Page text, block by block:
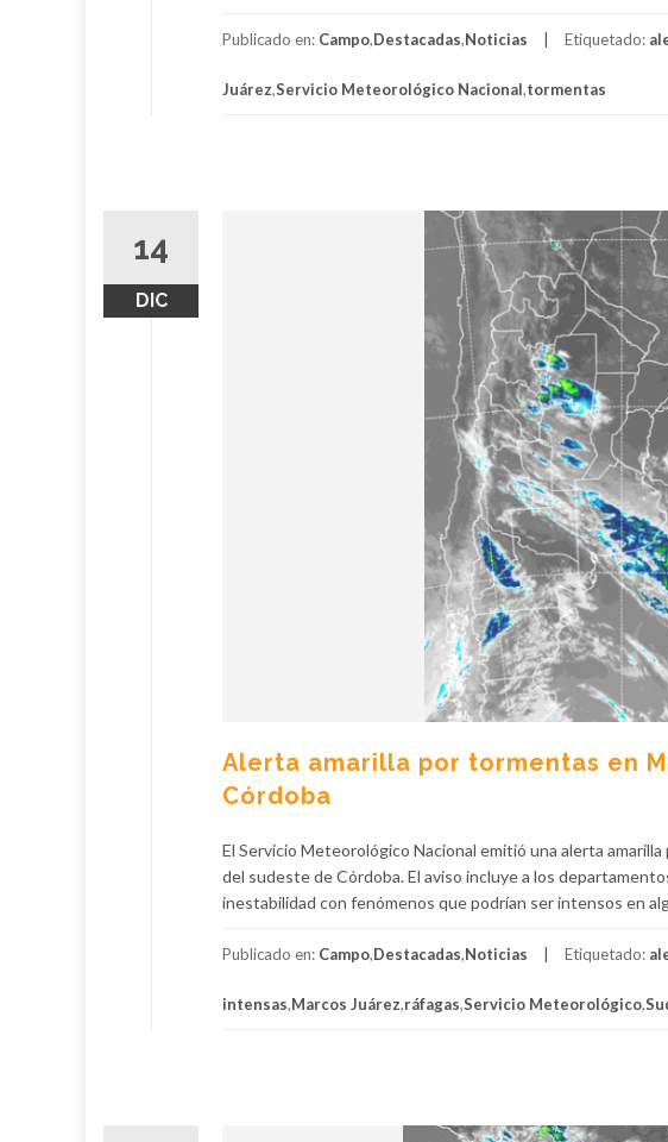
Publicado en: Campo,Destacadas,Noticias Etiquetado:
Juárez,Servicio Meteorológico Nacional,tormentas
14
DIC
Alerta amarilla por tormentas en
Córdoba
El Servicio Meteorológico Nacional emitió una alerta
del sudeste de Córdoba. El aviso incluye a los
inestabilidad con fenómenos que podrían ser intensos en
Publicado en: Campo,Destacadas,Noticias Etiquetado:
intensas,Marcos Juárez,ráfagas,Servicio Meteorológico,